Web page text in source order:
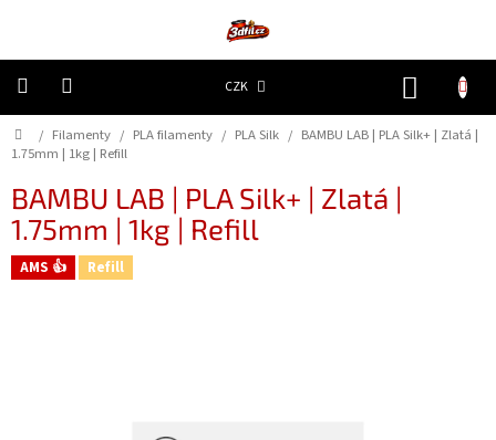
CZK
Tiskárny
Filamenty
Resiny
Domů
/ Filamenty / PLA filamenty / PLA Silk / BAMBU LAB | PLA Silk+ | Zlatá |
1.75mm | 1kg | Refill
BAMBU LAB | PLA Silk+ | Zlatá |
1.75mm | 1kg | Refill
AMS 👍 Refill